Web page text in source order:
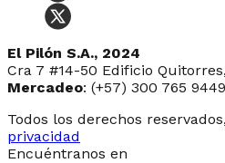
El Pilón S.A., 2024
Cra 7 #14-50 Edificio
Mercadeo: (+57) 300 765
Todos los derechos
privacidad
Encuéntranos en